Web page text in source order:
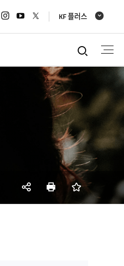
페이스북
인스타그램
유튜브
바로가기
x
바로가기
KF 플러스
통합
SNS 인쇄 즐겨찾기